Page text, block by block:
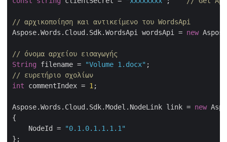
// αρχικοποίηση και αντικείμενο του WordsApi
Aspose.Words.Cloud.Sdk.WordsApi wordsApi = new
// όνομα αρχείου εισαγωγής
String filename = "Volume 1.docx"
// ευρετήριο σχολίων
int commentIndex = 1 ;
Aspose.Words.Cloud.Sdk.Model.NodeLink link = new
{
    NodeId =
"0.1.0.1.1.1.1"
};